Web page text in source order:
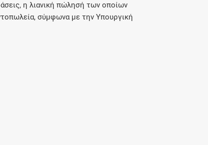
η λιανική πώλησή των οποίων
σύμφωνα με την Υπουργική